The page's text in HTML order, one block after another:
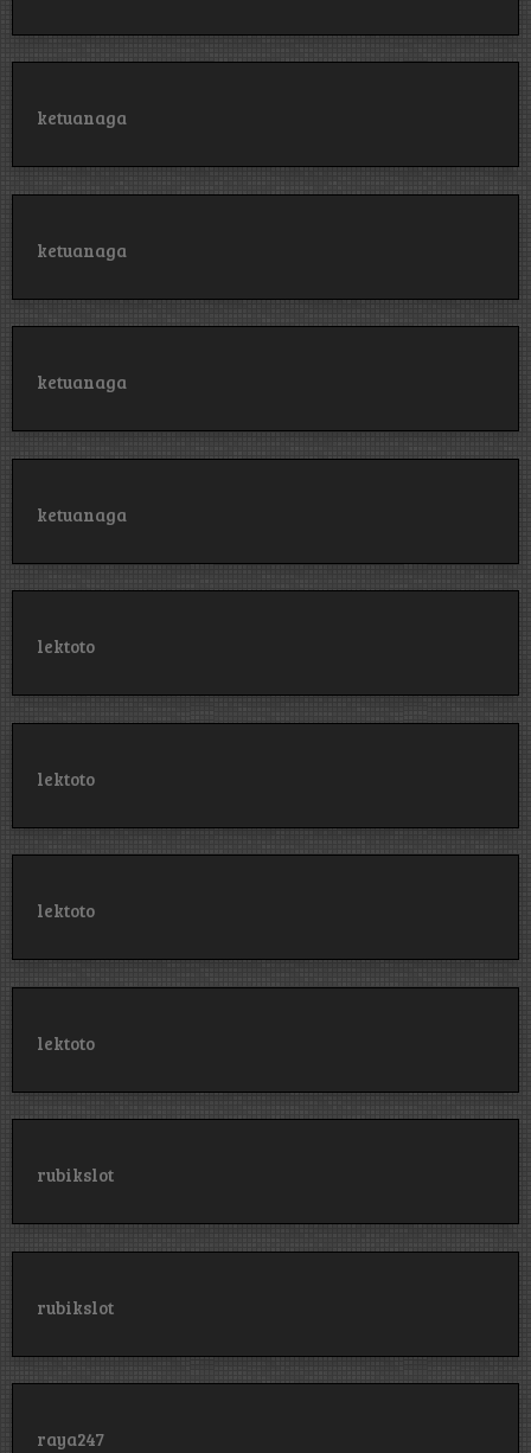
ketuanaga
ketuanaga
ketuanaga
ketuanaga
lektoto
lektoto
lektoto
lektoto
rubikslot
rubikslot
raya247